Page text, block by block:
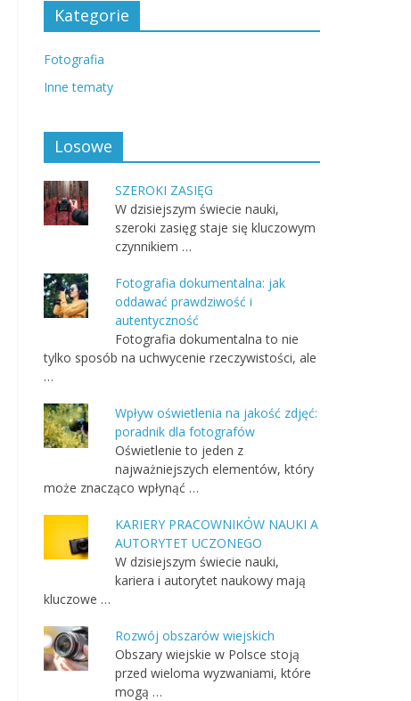
Kategorie
Fotografia
Inne tematy
Losowe
SZEROKI ZASIĘG
W dzisiejszym świecie nauki,
szeroki zasięg staje się kluczowym
czynnikiem …
Fotografia dokumentalna: jak
oddawać prawdziwość i
autentyczność
Fotografia dokumentalna to nie
tylko sposób na uchwycenie rzeczywistości, ale
…
Wpływ oświetlenia na jakość zdjęć:
poradnik dla fotografów
Oświetlenie to jeden z
najważniejszych elementów, który
może znacząco wpłynąć …
KARIERY PRACOWNIKÓW NAUKI A
AUTORYTET UCZONEGO
W dzisiejszym świecie nauki,
kariera i autorytet naukowy mają
kluczowe …
Rozwój obszarów wiejskich
Obszary wiejskie w Polsce stoją
przed wieloma wyzwaniami, które
mogą …